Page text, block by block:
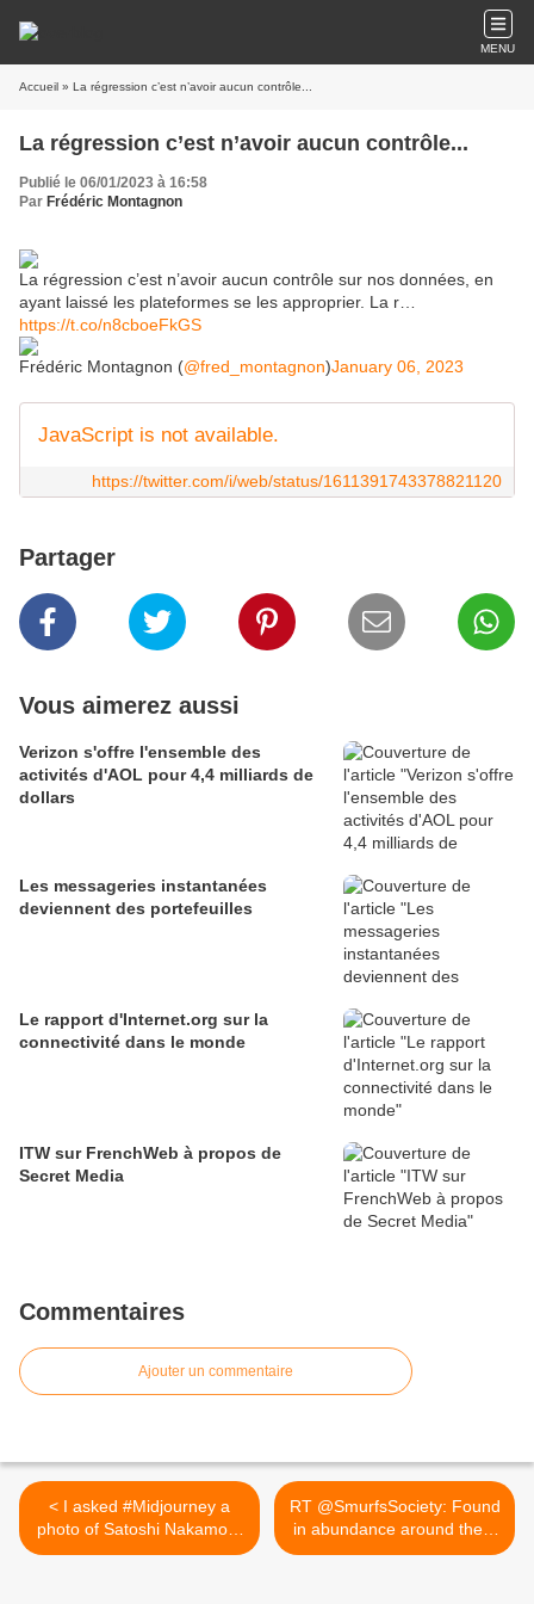
MENU
Accueil » La régression c’est n’avoir aucun contrôle...
La régression c’est n’avoir aucun contrôle...
Publié le 06/01/2023 à 16:58
Par Frédéric Montagnon
La régression c’est n’avoir aucun contrôle sur nos données, en
ayant laissé les plateformes se les approprier. La r…
https://t.co/n8cboeFkGS
Frédéric Montagnon (@fred_montagnon)January 06, 2023
JavaScript is not available.
https://twitter.com/i/web/status/1611391743378821120
Partager
Vous aimerez aussi
Verizon s'offre l'ensemble des
activités d'AOL pour 4,4 milliards de
dollars
Les messageries instantanées
deviennent des portefeuilles
Le rapport d'Internet.org sur la
connectivité dans le monde
ITW sur FrenchWeb à propos de
Secret Media
Commentaires
Ajouter un commentaire
< I asked #Midjourney a
photo of Satoshi Nakamoto
in...
RT @SmurfsSociety: Found
in abundance around the...
>